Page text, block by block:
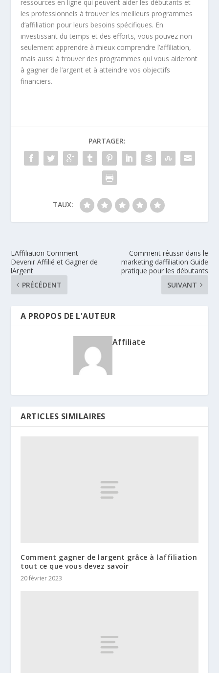
ressources en ligne qui peuvent aider les débutants et
les professionnels à trouver les meilleurs programmes
d’affiliation pour leurs besoins spécifiques. En
investissant du temps et des efforts, vous pouvez non
seulement apprendre à mieux comprendre l’affiliation,
mais aussi à trouver des programmes qui vous aideront
à gagner de l’argent et à atteindre vos objectifs
financiers.
PARTAGER:
TAUX:
LAffiliation Comment
Devenir Affilié et Gagner de
lArgent
PRÉCÉDENT
Comment réussir dans le
marketing daffiliation Guide
pratique pour les débutants
SUIVANT
A PROPOS DE L'AUTEUR
Affiliate
ARTICLES SIMILAIRES
Comment gagner de largent grâce à laffiliation
tout ce que vous devez savoir
20 février 2023